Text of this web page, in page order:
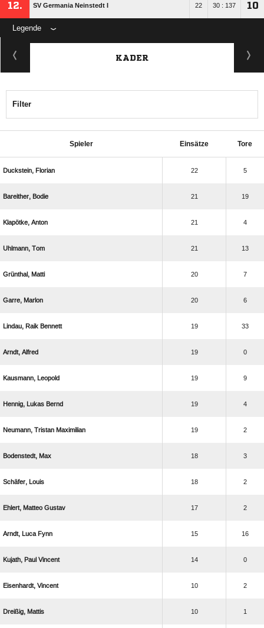
12. SV Germania Neinstedt I 22 30 : 137 10
Legende
KADER
Filter
Spieler Einsätze Tore
  22 5
  21 19
  21 4
  21 13
  20 7
  20 6
   19 33
  19 0
  19 9
   19 4
   19 2
  18 3
  18 2
   17 2
   15 16
   14 0
  10 2
  10 1